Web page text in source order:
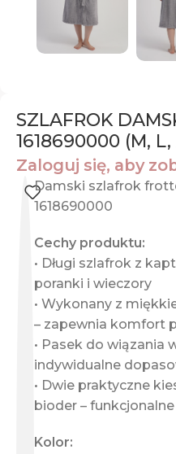
SZLAFROK
1618690000 (M, L,
Zaloguj się, aby
Damski szlafrok
1618690000
Cechy produktu:
• Długi szlafrok z
poranki i wieczory
• Wykonany z
– zapewnia komfort
• Pasek do wiązania
indywidualne
• Dwie praktyczne
bioder –
Kolor: